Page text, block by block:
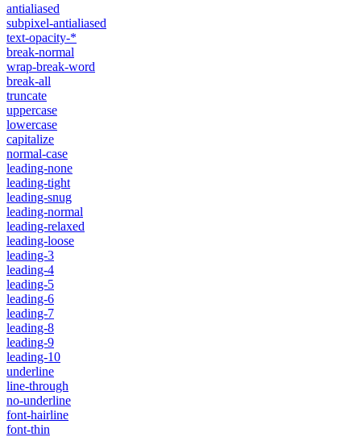
antialiased
subpixel-antialiased
text-opacity-*
break-normal
wrap-break-word
break-all
truncate
uppercase
lowercase
capitalize
normal-case
leading-none
leading-tight
leading-snug
leading-normal
leading-relaxed
leading-loose
leading-3
leading-4
leading-5
leading-6
leading-7
leading-8
leading-9
leading-10
underline
line-through
no-underline
font-hairline
font-thin